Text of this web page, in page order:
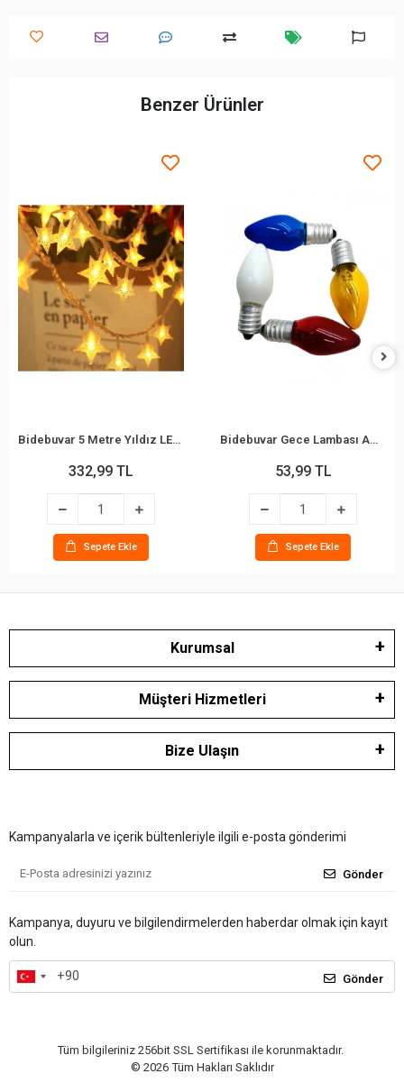
Benzer Ürünler
Bidebuvar 5 Metre Yıldız LED Işık - Gün Işığı Rengi - Fişli
332,99 TL
Sepete Ekle
Bidebuvar Gece Lambası Ampulü - Renkli - 7W - E14 Duy
53,99 TL
Sepete Ekle
Kurumsal
Müşteri Hizmetleri
Bize Ulaşın
Kampanyalarla ve içerik bültenleriyle ilgili e-posta gönderimi
Gönder
Kampanya, duyuru ve bilgilendirmelerden haberdar olmak için kayıt
olun.
Gönder
Tüm bilgileriniz 256bit SSL Sertifikası ile korunmaktadır.
© 2026 Tüm Hakları Saklıdır